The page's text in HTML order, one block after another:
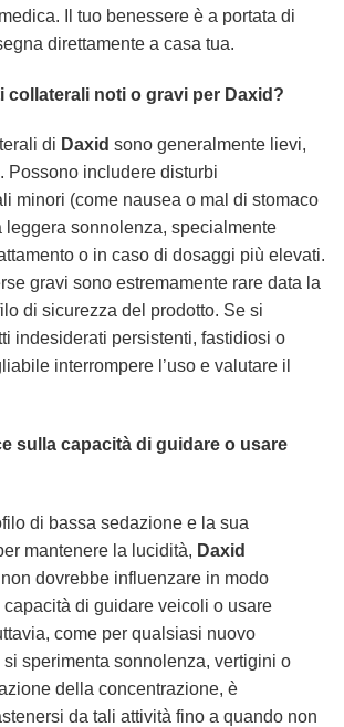
Il tuo benessere è a portata di
direttamente a casa tua.
collaterali noti o gravi per Daxid?
di Daxid sono generalmente lievi,
Possono includere disturbi
minori (come nausea o mal di stomaco
leggera sonnolenza, specialmente
o in caso di dosaggi più elevati.
gravi sono estremamente rare data la
di sicurezza del prodotto. Se si
indesiderati persistenti, fastidiosi o
interrompere l’uso e valutare il
sulla capacità di guidare o usare
di bassa sedazione e la sua
mantenere la lucidità, Daxid
dovrebbe influenzare in modo
di guidare veicoli o usare
come per qualsiasi nuovo
si sperimenta sonnolenza, vertigini o
della concentrazione, è
da tali attività fino a quando non